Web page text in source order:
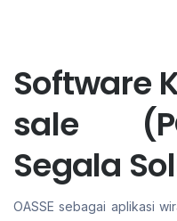
Software
sale
Segala
OASSE sebagai aplikasi